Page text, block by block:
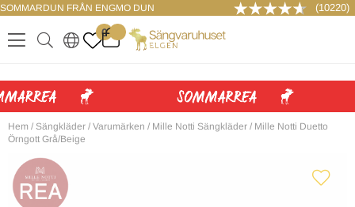
SOMMARDUN FRÅN ENGMO DUN (10220)
.
0
. ..
LOGGA IN
Hem / Sängkläder / Varumärken / Mille Notti Sängkläder / Mille Notti Duetto
Örngott Grå/Beige